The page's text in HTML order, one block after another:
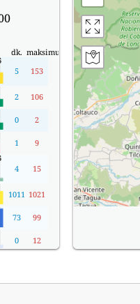
dk. maksimum
5 153
2 106
0 2
1 9
4 15
1011 1021
73 99
0 12